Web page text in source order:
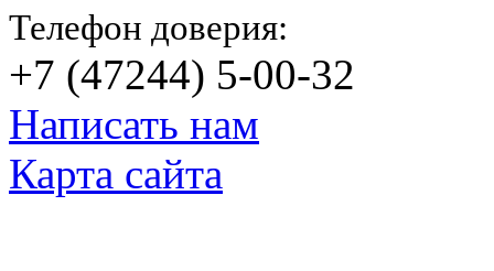
Телефон доверия:
+7 (47244) 5-00-32
Написать нам
Карта сайта